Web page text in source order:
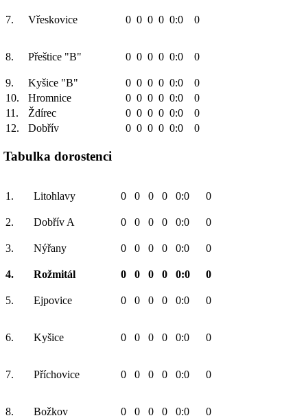
7. Vřeskovice 0 0 0 0 0:0 0
8. Přeštice "B" 0 0 0 0 0:0 0
9. Kyšice "B" 0 0 0 0 0:0
0
10.
Hromnice 0 0 0 0 0:0
0
11.
Ždírec 0 0 0 0 0:0
0
12.
Dobřív 0 0 0 0 0:0 0
Tabulka dorostenci
1. Litohlavy 0 0 0 0 0:0 0
2. Dobřív A 0 0 0 0 0:0 0
3. Nýřany 0 0 0 0 0:0 0
4. Rožmitál 0 0 0 0 0:0 0
5. Ejpovice 0 0 0 0 0:0 0
6. Kyšice 0 0 0 0 0:0 0
7. Příchovice 0 0 0 0 0:0 0
8. Božkov 0 0 0 0 0:0 0